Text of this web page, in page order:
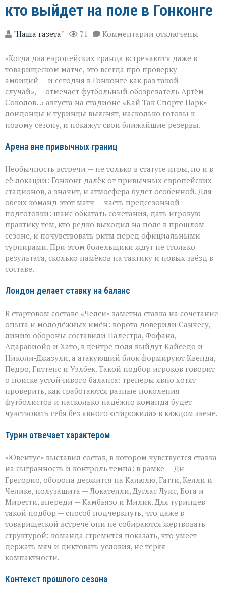
кто выйдет на поле в Гонконге
"Наша газета" 71 Комментарии к
записи
против
«Ювентуса»:
кто
выйдет
на
поле
в
Гонконге
отключены
«Когда два европейских гранда встречаются даже в
товарищеском матче, это всегда про проверку
амбиций — и сегодня в Гонконге как раз такой
случай», — отмечает футбольный обозреватель Артём
Соколов. 5 августа на стадионе «Кай Так Спортс Парк»
лондонцы и туринцы выяснят, насколько готовы к
новому сезону, и покажут свои ближайшие резервы.
Арена вне привычных границ
Необычность встречи — не только в статусе игры, но и в
её локации: Гонконг далёк от привычных европейских
стадионов, а значит, и атмосфера будет особенной. Для
обеих команд этот матч — часть предсезонной
подготовки: шанс обкатать сочетания, дать игровую
практику тем, кто редко выходил на поле в прошлом
сезоне, и почувствовать ритм перед официальными
турнирами. При этом болельщики ждут не столько
результата, сколько намёков на тактику и новых звёзд в
составе.
Лондон делает ставку на баланс
В стартовом составе «Челси» заметна ставка на сочетание
опыта и молодёжных имён: ворота доверили Санчесу,
линию обороны составили Палестра, Фофана,
Адарабиойо и Хато, в центре поля выйдут Кайседо и
Николи‑Джазули, а атакующий блок формируют Квенда,
Педро, Гиттенс и Уэлбек. Такой подбор игроков говорит
о поиске устойчивого баланса: тренеры явно хотят
проверить, как сработаются разные поколения
футболистов и насколько надёжно команда будет
чувствовать себя без явного «старожила» в каждом звене.
Турин отвечает характером
«Ювентус» выставил состав, в котором чувствуется ставка
на сыгранность и контроль темпа: в рамке — Ди
Грегорио, оборона держится на Калюлю, Гатти, Келли и
Челике, полузащита — Локателли, Дуглас Луис, Бога и
Миретти, впереди — Камбьязо и Милик. Для туринцев
такой подбор — способ подчеркнуть, что даже в
товарищеской встрече они не собираются жертвовать
структурой: команда стремится показать, что умеет
держать мяч и диктовать условия, не теряя
компактности.
Контекст прошлого сезона